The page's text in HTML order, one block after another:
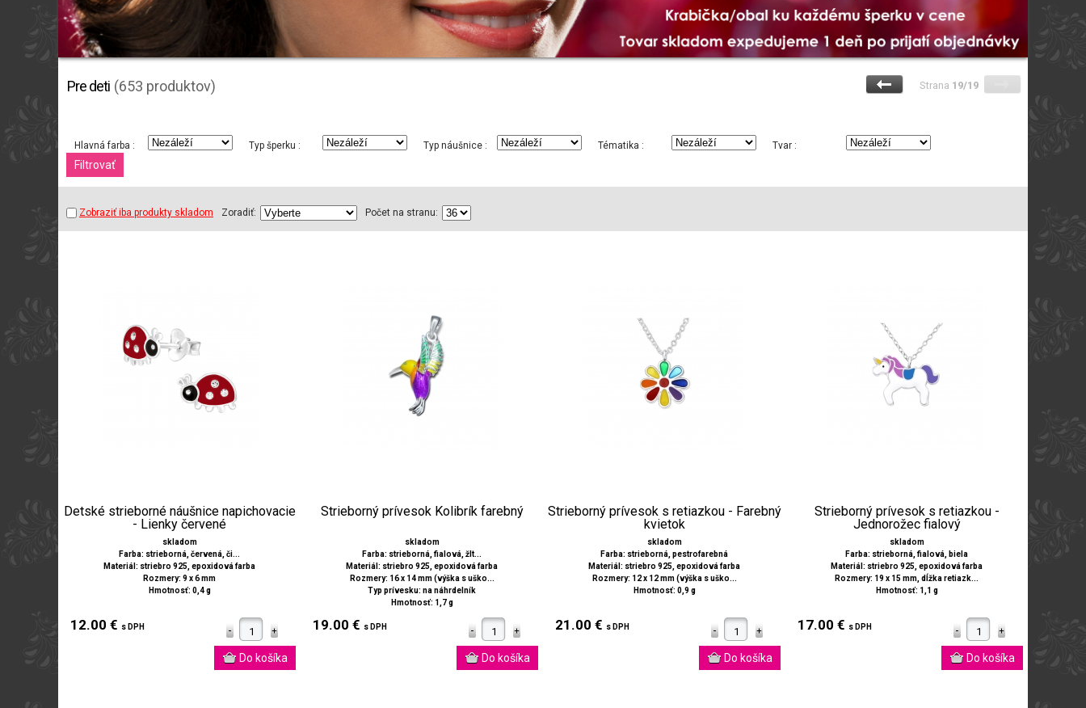
Pre deti (653 produktov) Strana 19/19
Hlavná farba : Typ šperku : Typ náušnice : Tématika : Tvar :
Zobraziť iba produkty skladom Zoradiť: Počet na stranu:
Detské strieborné náušnice napichovacie
- Lienky červené
skladom
Farba: strieborná, červená, či...
Materiál: striebro 925, epoxidová farba
Rozmery: 9 x 6 mm
Hmotnosť: 0,4 g
12.00 € s DPH
Strieborný prívesok Kolibrík farebný
skladom
Farba: strieborná, fialová, žlt...
Materiál: striebro 925, epoxidová farba
Rozmery: 16 x 14 mm (výška s uško...
Typ prívesku: na náhrdelník
Hmotnosť: 1,7 g
19.00 € s DPH
Strieborný prívesok s retiazkou - Farebný
kvietok
skladom
Farba: strieborná, pestrofarebná
Materiál: striebro 925, epoxidová farba
Rozmery: 12 x 12 mm (výška s uško...
Hmotnosť: 0,9 g
21.00 € s DPH
Strieborný prívesok s retiazkou -
Jednorožec fialový
skladom
Farba: strieborná, fialová, biela
Materiál: striebro 925, epoxidová farba
Rozmery: 19 x 15 mm, dĺžka retiazk...
Hmotnosť: 1,1 g
17.00 € s DPH